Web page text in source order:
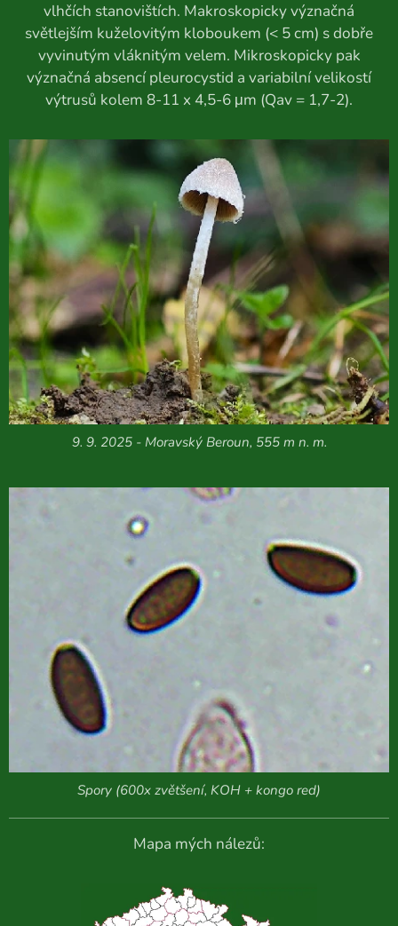
vlhčích stanovištích. Makroskopicky význačná
světlejším kuželovitým kloboukem (< 5 cm) s dobře
vyvinutým vláknitým velem. Mikroskopicky pak
význačná absencí pleurocystid a variabilní velikostí
výtrusů kolem 8-11 x 4,5-6 μm (Qav = 1,7-2).
9. 9. 2025 - Moravský Beroun, 555 m n. m.
Spory (600x zvětšení, KOH + kongo red)
Mapa mých nálezů: